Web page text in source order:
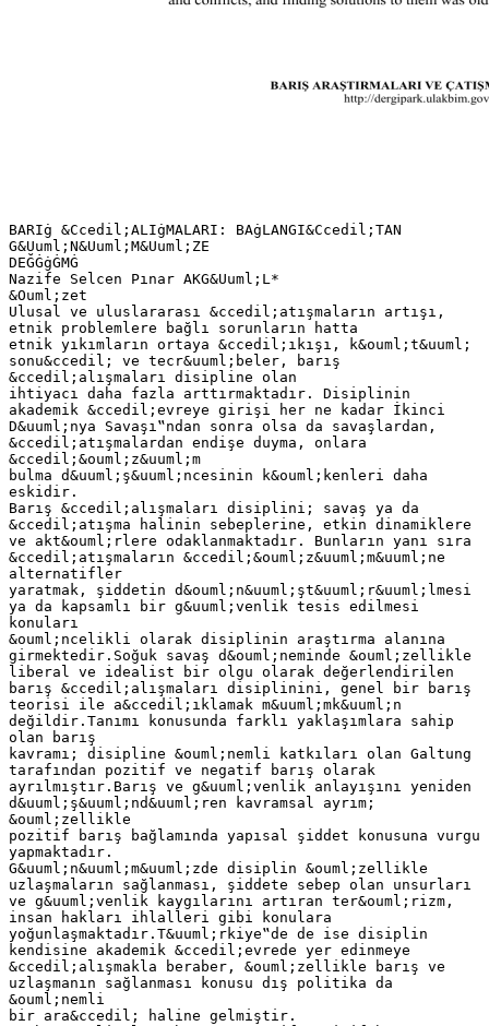
BARIġ &Ccedil;ALIġMALARI: BAġLANGI&Ccedil;TAN
G&Uuml;N&Uuml;M&Uuml;ZE
DEĞĠġĠMĠ
Nazife Selcen Pınar AKG&Uuml;L*
&Ouml;zet
Ulusal ve uluslararası &ccedil;atışmaların artışı,
etnik problemlere bağlı sorunların hatta
etnik yıkımların ortaya &ccedil;ıkışı, k&ouml;t&uuml;
sonu&ccedil; ve tecr&uuml;beler, barış
&ccedil;alışmaları disipline olan
ihtiyacı daha fazla arttırmaktadır. Disiplinin
akademik &ccedil;evreye girişi her ne kadar İkinci
D&uuml;nya Savaşı‟ndan sonra olsa da savaşlardan,
&ccedil;atışmalardan endişe duyma, onlara
&ccedil;&ouml;z&uuml;m
bulma d&uuml;ş&uuml;ncesinin k&ouml;kenleri daha
eskidir.
Barış &ccedil;alışmaları disiplini; savaş ya da
&ccedil;atışma halinin sebeplerine, etkin dinamiklere
ve akt&ouml;rlere odaklanmaktadır. Bunların yanı sıra
&ccedil;atışmaların &ccedil;&ouml;z&uuml;m&uuml;ne
alternatifler
yaratmak, şiddetin d&ouml;n&uuml;şt&uuml;r&uuml;lmesi
ya da kapsamlı bir g&uuml;venlik tesis edilmesi
konuları
&ouml;ncelikli olarak disiplinin araştırma alanına
girmektedir.Soğuk savaş d&ouml;neminde &ouml;zellikle
liberal ve idealist bir olgu olarak değerlendirilen
barış &ccedil;alışmaları disiplinini, genel bir barış
teorisi ile a&ccedil;ıklamak m&uuml;mk&uuml;n
değildir.Tanımı konusunda farklı yaklaşımlara sahip
olan barış
kavramı; disipline &ouml;nemli katkıları olan Galtung
tarafından pozitif ve negatif barış olarak
ayrılmıştır.Barış ve g&uuml;venlik anlayışını yeniden
d&uuml;ş&uuml;nd&uuml;ren kavramsal ayrım;
&ouml;zellikle
pozitif barış bağlamında yapısal şiddet konusuna vurgu
yapmaktadır.
G&uuml;n&uuml;m&uuml;zde disiplin &ouml;zellikle
uzlaşmaların sağlanması, şiddete sebep olan unsurları
ve g&uuml;venlik kaygılarını artıran ter&ouml;rizm,
insan hakları ihlalleri gibi konulara
yoğunlaşmaktadır.T&uuml;rkiye‟de de ise disiplin
kendisine akademik &ccedil;evrede yer edinmeye
&ccedil;alışmakla beraber, &ouml;zellikle barış ve
uzlaşmanın sağlanması konusu dış politika da
&ouml;nemli
bir ara&ccedil; haline gelmiştir.